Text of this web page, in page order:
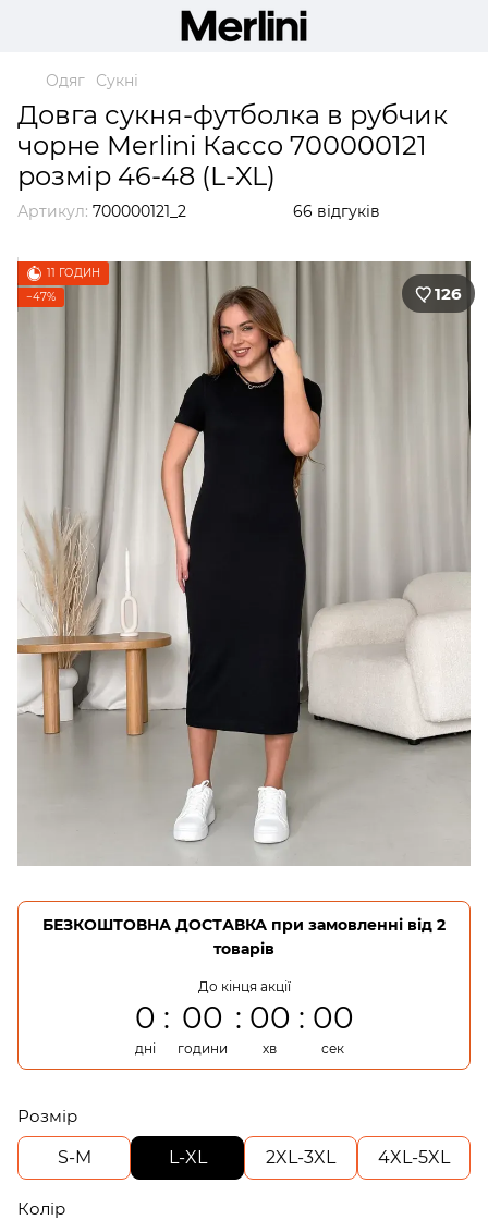
Одяг Сукні
Довга сукня-футболка в рубчик
чорне Merlini Кассо 700000121
розмір 46-48 (L-XL)
Артикул: 700000121_2 66 відгуків
11 ГОДИН
−47%
126
БЕЗКОШТОВНА ДОСТАВКА при замовленні від 2
товарів
До кінця акції
0
дні
00
години
00
хв
00
сек
Розмір
S-M
L-XL 2XL-3XL 4XL-5XL
Колір